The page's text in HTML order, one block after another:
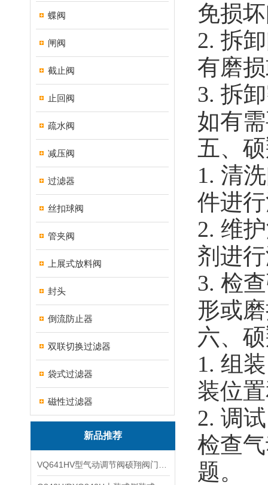
蝶阀
闸阀
截止阀
止回阀
疏水阀
减压阀
过滤器
丝扣球阀
管夹阀
上展式放料阀
封头
倒流防止器
双联切换过滤器
袋式过滤器
磁性过滤器
新品推荐
免损
2. 拆
有磨
3. 拆
如有
五、
1. 清
件进
2. 维
剂进
3. 检
形或
六、
1. 组
装位
2. 调
检查
题。